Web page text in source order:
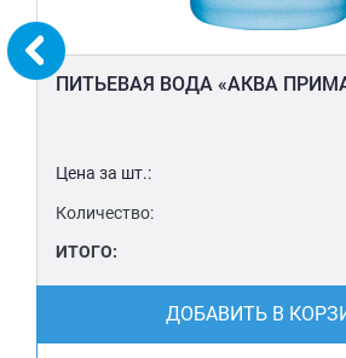
ПИТЬЕВАЯ ВОДА «АКВА
Цена за шт.:
Количество:
ИТОГО:
ДОБАВИТЬ В